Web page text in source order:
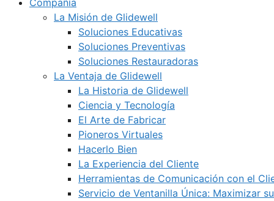
Compañía
La Misión de Glidewell
Soluciones Educativas
Soluciones Preventivas
Soluciones Restauradoras
La Ventaja de Glidewell
La Historia de Glidewell
Ciencia y Tecnología
El Arte de Fabricar
Pioneros Virtuales
Hacerlo Bien
La Experiencia del Cliente
Herramientas de Comunicación con el
Servicio de Ventanilla Única: Maximizar